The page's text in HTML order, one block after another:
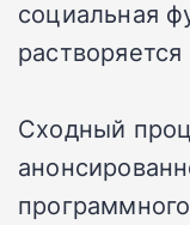
социальная
Сходный